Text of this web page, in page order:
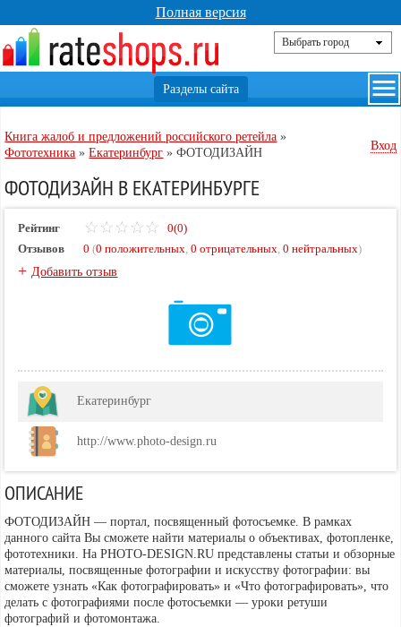
Полная версия
Книга жалоб и предложений российского ретейла »
Фототехника »Екатеринбург »ФОТОДИЗАЙН
Вход
ФОТОДИЗАЙН В ЕКАТЕРИНБУРГЕ
Рейтинг
0(0)
Отзывов
0 (0 положительных,0 отрицательных,0 нейтральных)
+Добавить отзыв
Екатеринбург
http://www.photo-design.ru
ОПИСАНИЕ
ФОТОДИЗАЙН — портал, посвященный фотосъемке. В рамках
данного сайта Вы сможете найти материалы о объективах, фотопленке,
фототехники. На PHOTO-DESIGN.RU представлены статьи и обзорные
материалы, посвященные фотографии и искусству фотографии: вы
сможете узнать «Как фотографировать» и «Что фотографировать», что
делать с фотографиями после фотосъемки — уроки ретуши
фотографий и фотомонтажа.